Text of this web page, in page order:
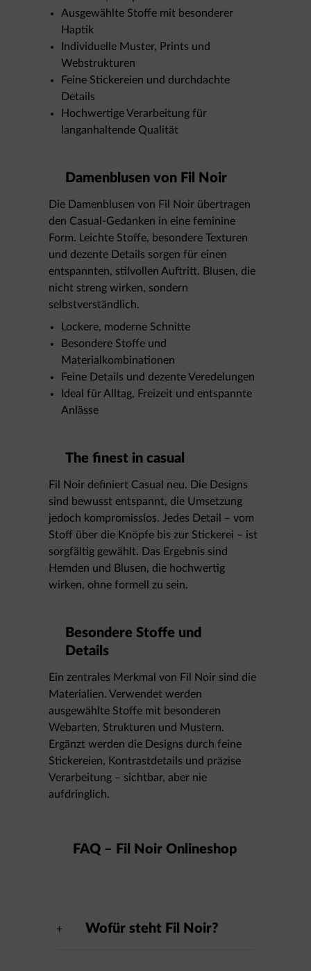
Ausgewählte Stoffe mit besonderer
Haptik
Individuelle Muster, Prints und
Webstrukturen
Feine Stickereien und durchdachte
Details
Hochwertige Verarbeitung für
langanhaltende Qualität
Damenblusen von Fil Noir
Die Damenblusen von Fil Noir übertragen
den Casual-Gedanken in eine feminine
Form. Leichte Stoffe, besondere Texturen
und dezente Details sorgen für einen
entspannten, stilvollen Auftritt. Blusen, die
nicht streng wirken, sondern
selbstverständlich.
Lockere, moderne Schnitte
Besondere Stoffe und
Materialkombinationen
Feine Details und dezente Veredelungen
Ideal für Alltag, Freizeit und entspannte
Anlässe
The finest in casual
Fil Noir definiert Casual neu. Die Designs
sind bewusst entspannt, die Umsetzung
jedoch kompromisslos. Jedes Detail – vom
Stoff über die Knöpfe bis zur Stickerei – ist
sorgfältig gewählt. Das Ergebnis sind
Hemden und Blusen, die hochwertig
wirken, ohne formell zu sein.
Besondere Stoffe und
Details
Ein zentrales Merkmal von Fil Noir sind die
Materialien. Verwendet werden
ausgewählte Stoffe mit besonderen
Webarten, Strukturen und Mustern.
Ergänzt werden die Designs durch feine
Stickereien, Kontrastdetails und präzise
Verarbeitung – sichtbar, aber nie
aufdringlich.
FAQ – Fil Noir Onlineshop
Wofür steht Fil Noir?